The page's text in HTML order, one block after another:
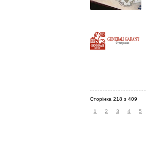
Сторінка 218 з 409
1 2 3 4 5